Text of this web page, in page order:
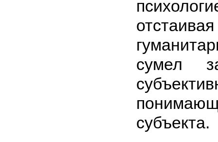
сумел
субъекта.